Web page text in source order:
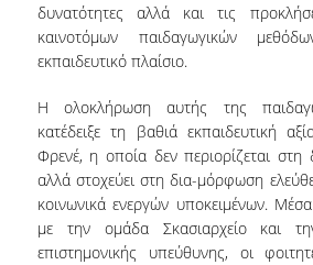
ΞΕΝΟΦΩΝ
ΕΘΝΙΚΟ ΜΟΥΣΕΙΟ
YOUTUBE
ΤΙ ΝΕΑ;
δυνατότητες αλλά και τις
καινοτόμων παιδαγωγικών
εκπαιδευτικό πλαίσιο.
Η ολοκλήρωση αυτής της
κατέδειξε τη βαθιά εκπαιδευτική
Φρενέ, η οποία δεν περιορίζεται στη
αλλά στοχεύει στη δια-μόρφωση
κοινωνικά ενεργών υποκειμένων.
με την ομάδα Σκασιαρχείο και
επιστημονικής υπεύθυνης, οι